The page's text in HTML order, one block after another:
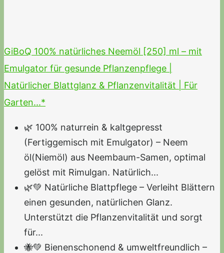
GiBoQ 100% natürliches Neemöl [250] ml – mit
Emulgator für gesunde Pflanzenpflege |
Natürlicher Blattglanz & Pflanzenvitalität | Für
Garten...*
🌿 100% naturrein & kaltgepresst
(Fertiggemisch mit Emulgator) – Neem
öl(Niemöl) aus Neembaum-Samen, optimal
gelöst mit Rimulgan. Natürlich...
🌿💚 Natürliche Blattpflege – Verleiht Blättern
einen gesunden, natürlichen Glanz.
Unterstützt die Pflanzenvitalität und sorgt
für...
🐝💚 Bienenschonend & umweltfreundlich –